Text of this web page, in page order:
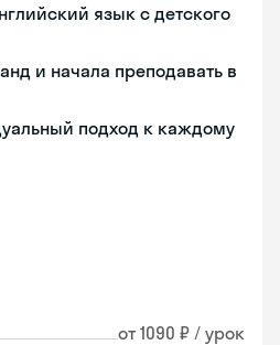
язык с детского
и начала преподавать в
подход к каждому
от 1090 ₽ / урок